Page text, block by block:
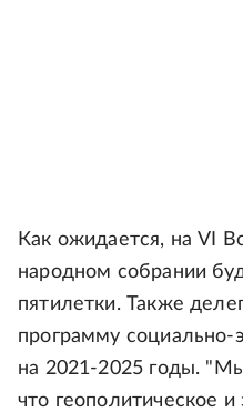
Как ожидается, на VI
народном собрании
пятилетки. Также
программу социально-
на 2021-2025 годы.
что геополитическое и